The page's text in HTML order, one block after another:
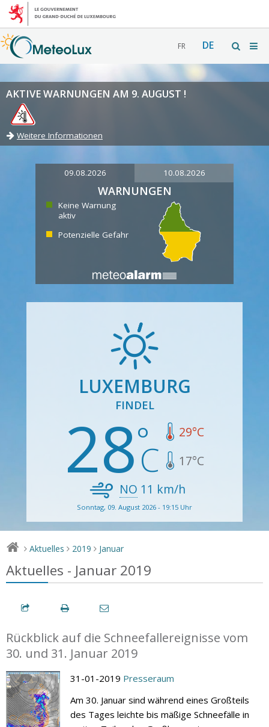
FR DE
AKTIVE WARNUNGEN AM 9. AUGUST !
Weitere Informationen
09.08.2026 10.08.2026
WARNUNGEN
Keine Warnung
aktiv
Potenzielle Gefahr
LUXEMBURG
FINDEL
28 29°C
17°C
NO 11 km/h
Sonntag, 09. August 2026 - 19:15 Uhr
> Aktuelles > 2019 > Januar
Aktuelles - Januar 2019
Rückblick auf die Schneefallereignisse vom
30. und 31. Januar 2019
31-01-2019 Presseraum
Am 30. Januar sind während eines Großteils
des Tages leichte bis mäßige Schneefälle in